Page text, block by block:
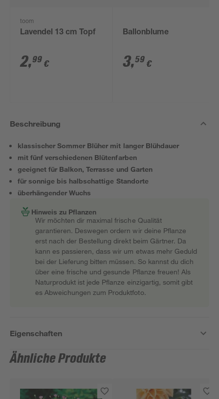
toom
Lavendel 13 cm Topf
2,99 €
Ballonblume
3,59 €
Beschreibung
klassischer Sommer Blüher mit langer Blühdauer
mit fünf verschiedenen Blütenfarben
geeignet für Balkon, Terrasse und Garten
für sonnige bis halbschattige Standorte
überhängender Wuchs
Hinweis zu Pflanzen
Wir möchten dir maximal frische Qualität
garantieren. Deswegen ordern wir deine Pflanze
erst nach der Bestellung direkt beim Gärtner. Da
kann es passieren, dass wir um etwas mehr Geduld
bei der Lieferung bitten müssen. So kannst du dich
über eine frische und gesunde Pflanze freuen! Als
Naturprodukt ist jede Pflanze einzigartig, somit gibt
es Abweichungen zum Produktfoto.
Eigenschaften
Ähnliche Produkte